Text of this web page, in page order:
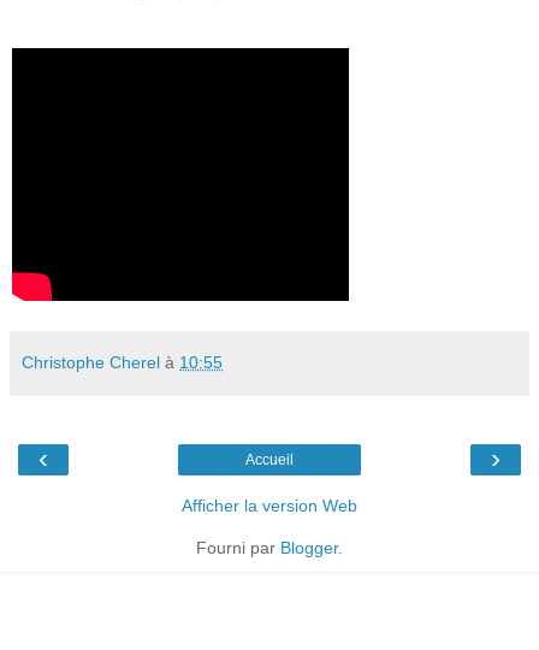
Christophe Cherel à 10:55
‹ ›
Accueil
Afficher la version Web
Fourni par Blogger.